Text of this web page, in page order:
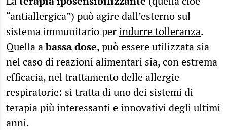
“antiallergica”) può agire dall’esterno sul
sistema immunitario perindurre tolleranza.
Quella abassa dose, può essere utilizzata sia
nel caso di reazioni alimentari sia, con estrema
efficacia, nel trattamento delle allergie
respiratorie: si tratta di uno dei sistemi di
terapia più interessanti e innovativi degli ultimi
anni.